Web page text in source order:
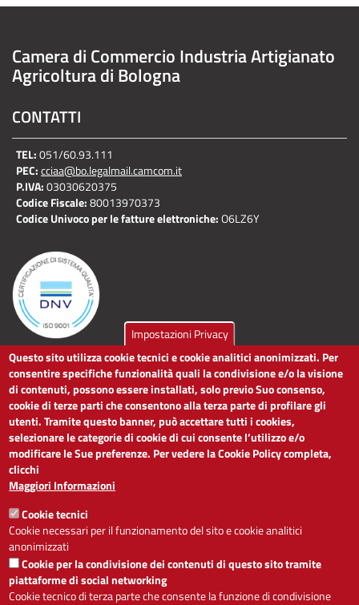
Camera di Commercio Industria Artigianato
Agricoltura di Bologna
CONTATTI
TEL:051/60.93.111
PEC:cciaa@bo.legalmail.camcom.it
P.IVA:03030620375
Codice Fiscale:80013970373
Codice Univoco per le fatture elettroniche:O6LZ6Y
LINK UTILI
Dichiarazione di accessibilità
Obiettivi di accessibilità
Segnalaci problemi di accessibilità
Note legali
Privacy
Accesso riservato
ACCESSIBILITÀ
- A +
Impostazioni Privacy
Questo sito utilizza cookie tecnici e cookie analitici anonimizzati. Per
consentire specifiche funzionalità quali la condivisione e/o la visione
di contenuti, possono essere installati, solo previo Suo consenso,
cookie di terze parti che consentono alla terza parte di profilare gli
utenti. Tramite questo banner, può accettare tutti i cookies,
selezionare le categorie di cookie di cui consente l’utilizzo e/o
modificare le Sue preferenze. Per vedere la Cookie Policy completa,
clicchi
Maggiori Informazioni
Cookie tecnici
Cookie necessari per il funzionamento del sito e cookie analitici
anonimizzati
Cookie per la condivisione dei contenuti di questo sito tramite
piattaforme di social networking
Cookie tecnico di terza parte che consente la funzione di condivisione